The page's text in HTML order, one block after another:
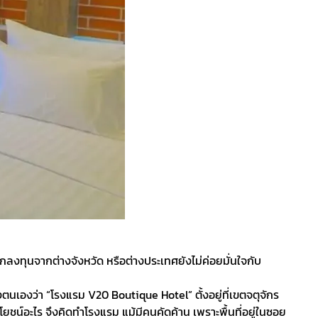
ทุนจากต่างจังหวัด​ หรือต่างประเทศยังไม่ค่อยมั่นใจกับ
เองว่า “โรงแรม​ V20 Boutique Hotel” ตั้งอยู่​ที่เขตจตุจักร
ชน์อะไร​ จึงคิดทำโรงแรม​ แม้มีคนคัดค้าน เพราะพื้นที่อยู่ในซอย​